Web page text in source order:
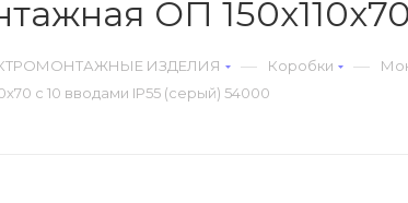
ОП
ИЗДЕЛИЯ — Коробки —
с 10 вводами IP55 (серый) 54000